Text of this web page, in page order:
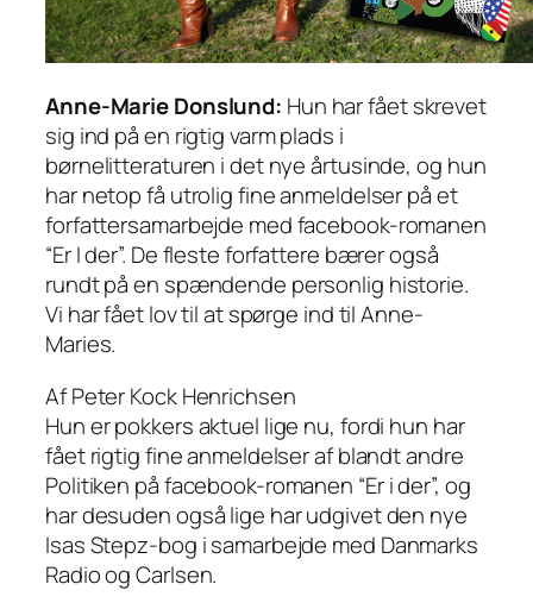
Anne-Marie Donslund: Hun har fået skrevet
sig ind på en rigtig varm plads i
børnelitteraturen i det nye årtusinde, og hun
har netop få utrolig fine anmeldelser på et
forfattersamarbejde med facebook-romanen
“Er I der”. De fleste forfattere bærer også
rundt på en spændende personlig historie.
Vi har fået lov til at spørge ind til Anne-
Maries.
Af Peter Kock Henrichsen
Hun er pokkers aktuel lige nu, fordi hun har
fået rigtig fine anmeldelser af blandt andre
Politiken på facebook-romanen “Er i der”, og
har desuden også lige har udgivet den nye
Isas Stepz-bog i samarbejde med Danmarks
Radio og Carlsen.